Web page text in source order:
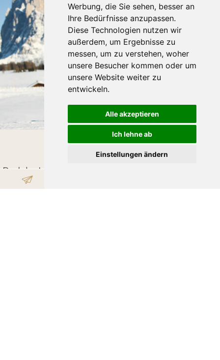
Werbung, die Sie sehen, besser an
Ihre Bedürfnisse anzupassen.
Diese Technologien nutzen wir
außerdem, um Ergebnisse zu
messen, um zu verstehen, woher
unsere Besucher kommen oder um
unsere Website weiter zu
entwickeln.
Alle akzeptieren
Ich lehne ab
Einstellungen ändern
WINTERURLAUB
Rodeln, Langlaufen & Winterwandern in Südtirol